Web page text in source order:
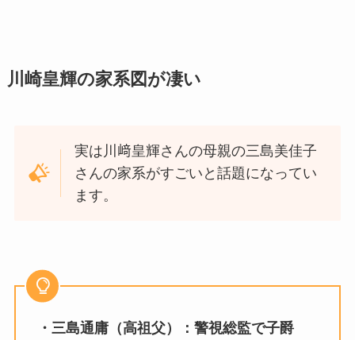
川崎皇輝の家系図が凄い
実は川﨑皇輝さんの母親の三島美佳子
さんの家系がすごいと話題になってい
ます。
・三島通庸（高祖父）：警視総監で子爵